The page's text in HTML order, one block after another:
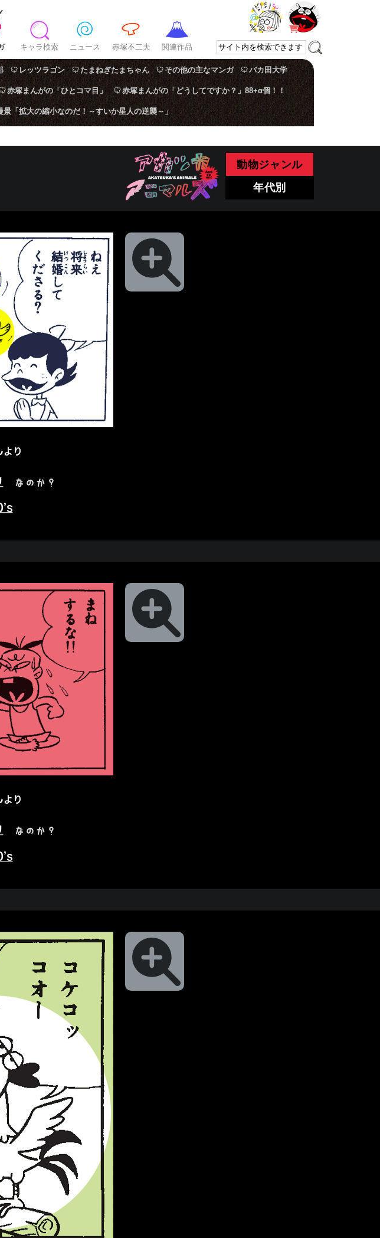
キャラ検索 ニュース 赤塚不二夫 関連作品
レッツラゴン たまねぎたまちゃん その他の主なマンガ バカ田大学
赤塚まんがの「ひとコマ目」 赤塚まんがの「どうしてですか？」88+α個！！
景「拡大の縮小なのだ！～すいか星人の逆襲～」
動物ジャンル
年代別
より
なのか？
より
なのか？